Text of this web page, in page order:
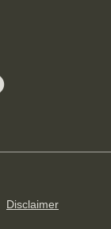
Disclaimer